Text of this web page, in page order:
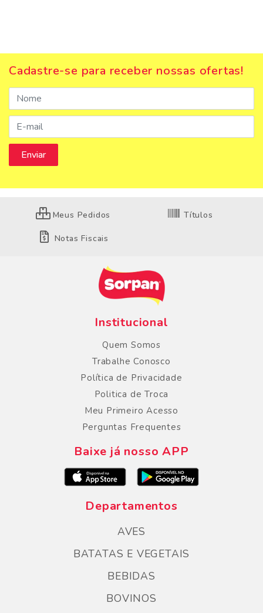
Cadastre-se para receber nossas ofertas!
Meus Pedidos Títulos
Notas Fiscais
Institucional
Quem Somos
Trabalhe Conosco
Política de Privacidade
Politica de Troca
Meu Primeiro Acesso
Perguntas Frequentes
Baixe já nosso APP
Departamentos
AVES
BATATAS E VEGETAIS
BEBIDAS
BOVINOS